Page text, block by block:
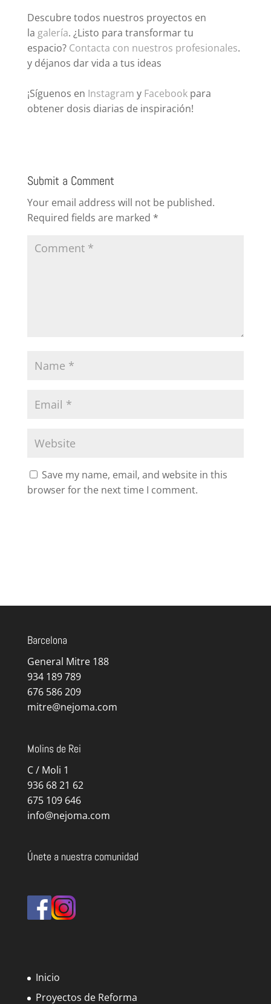
Descubre todos nuestros proyectos en
la galería. ¿Listo para transformar tu
espacio?Contacta con nuestros profesionales.
y déjanos dar vida a tus ideas
¡Síguenos en Instagram y Facebook para
obtener dosis diarias de inspiración!
Submit a Comment
Your email address will not be published.
Required fields are marked *
Save my name, email, and website in this
browser for the next time I comment.
Barcelona
General Mitre 188
934 189 789
676 586 209
mitre@nejoma.com
Molins de Rei
C / Moli 1
936 68 21 62
675 109 646
info@nejoma.com
Únete a nuestra comunidad
Inicio
Proyectos de Reforma